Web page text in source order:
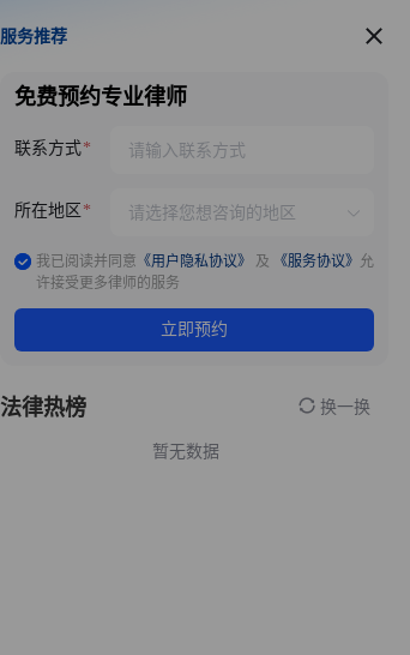
服务推荐
服务推荐
免费预约专业律师
联系方式
所在地区
我已阅读并同意 《用户隐私协议》 及 《服务协议》 允
许接受更多律师的服务
立即预约
法律热榜 换一换
暂无数据